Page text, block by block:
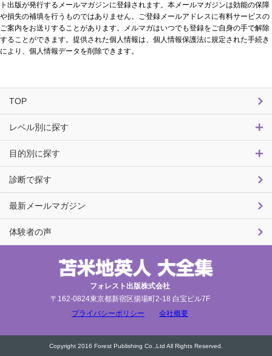
ト出版が発行するメールマガジンに登録されます。本メールマガジンは効能の保障
や損失の補填を行うものではありません。ご登録メールアドレスに有料サービスの
ご案内をお送りすることがあります。メルマガはいつでも登録をご自身の手で解除
することができます。提供された個人情報は、個人情報保護法に規定された手続き
により、個人情報データを削除できます。
TOP
レベル別に探す
目的別に探す
診断で探す
最新メールマガジン
体験者の声
フォレスト出版株式会社
〒162-0824東京都新宿区揚場町2-18 白宝ビル7F
プライバシーポリシー
会社概要
Copyright 2016 Forest Publishing Co.,Ltd All Rights Reserved.